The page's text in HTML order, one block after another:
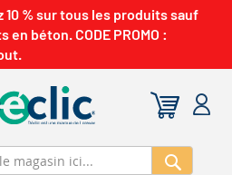
% sur tous les produits sauf
béton. CODE PROMO :